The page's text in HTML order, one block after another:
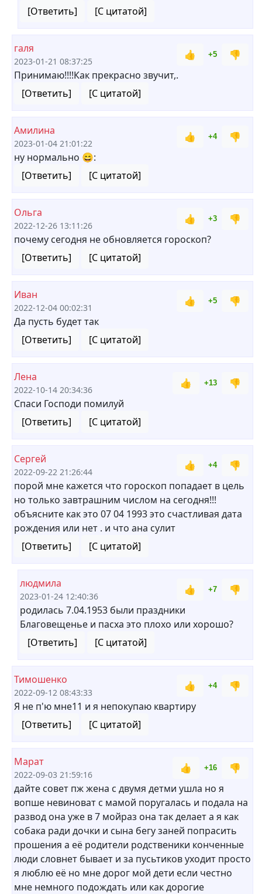
[Ответить]
[С цитатой]
галя
2023-01-21 08:37:25
👍 +5
👎
Принимаю!!!!Как прекрасно звучит,.
[Ответить]
[С цитатой]
Амилина
2023-01-04 21:01:22
👍 +4
👎
ну нормально 😄:
[Ответить]
[С цитатой]
Ольга
2022-12-26 13:11:26
👍 +3
👎
почему сегодня не обновляется гороскоп?
[Ответить]
[С цитатой]
Иван
2022-12-04 00:02:31
👍 +5
👎
Да пусть будет так
[Ответить]
[С цитатой]
Лена
2022-10-14 20:34:36
👍 +13
👎
Спаси Господи помилуй
[Ответить]
[С цитатой]
Сергей
2022-09-22 21:26:44
👍 +4
👎
порой мне кажется что гороскоп попадает в цель
но только завтрашним числом на сегодня!!!
объясните как это 07 04 1993 это счастливая дата
рождения или нет . и что ана сулит
[Ответить]
[С цитатой]
людмила
2023-01-24 12:40:36
👍 +7
👎
родилась 7.04.1953 были праздники
Благовещенье и пасха это плохо или хорошо?
[Ответить]
[С цитатой]
Тимошенко
2022-09-12 08:43:33
👍 +4
👎
Я не п'ю мне11 и я непокупаю квартиру
[Ответить]
[С цитатой]
Марат
2022-09-03 21:59:16
👍 +16
👎
дайте совет пж жена с двумя детми ушла но я
вопше невиноват с мамой поругалась и подала на
развод она уже в 7 мойраз она так делает а я как
собака ради дочки и сына бегу заней попрасить
прошения а её родители родственики конченные
люди словнет бывает и за пусьтиков уходит просто
я люблю её но мне дорог мой дети если честно
мне немного подождать или как дорогие